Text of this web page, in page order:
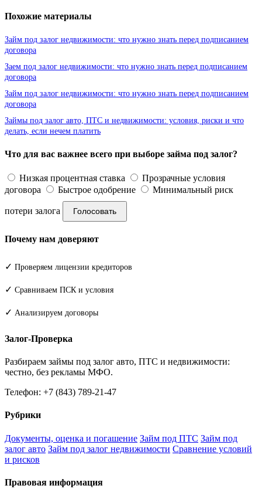
Похожие материалы
Займ под залог недвижимости: что нужно знать перед подписанием
договора
Заем под залог недвижимости: что нужно знать перед подписанием
договора
Займ под залог недвижимости: что нужно знать перед подписанием
договора
Займы под залог авто, ПТС и недвижимости: условия, риски и что
делать, если нечем платить
Что для вас важнее всего при выборе займа под залог?
Низкая процентная ставка
Прозрачные условия
договора
Быстрое одобрение Минимальный риск
потери залога Голосовать
Почему нам доверяют
✓ Проверяем лицензии кредиторов
✓ Сравниваем ПСК и условия
✓ Анализируем договоры
Залог-Проверка
Разбираем займы под залог авто, ПТС и недвижимости:
честно, без рекламы МФО.
Телефон: +7 (843) 789-21-47
Рубрики
Документы, оценка и погашение Займ под ПТС Займ под
залог авто Займ под залог недвижимости Сравнение условий
и рисков
Правовая информация